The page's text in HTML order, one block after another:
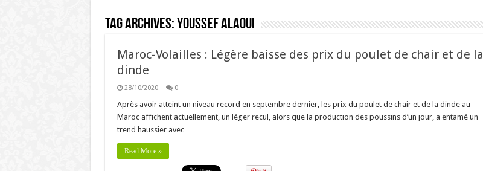
Tag Archives:Youssef Alaoui
Maroc-Volailles : Légère baisse des prix du poulet de chair et de la
dinde
28/10/2020 0
Après avoir atteint un niveau record en septembre dernier, les prix du poulet de chair et de la dinde au
Maroc affichent actuellement, un léger recul, alors que la production des poussins d’un jour, a entamé un
trend haussier avec …
Read More »